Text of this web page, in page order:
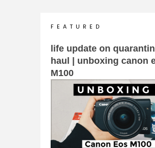
F E A T U R E D
life update on
haul | unboxing canon
M100